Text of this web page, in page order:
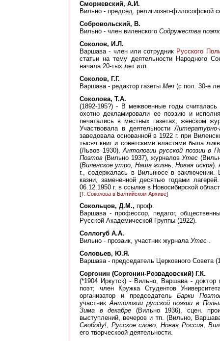
Сморжевский, А.И.
Вильно - председ. религиозно-философской
Собровольский, В.
Вильно - член виленского Содружества
Соколов, И.Л.
Варшава - член или сотрудник Русского
статьи на тему деятельности Народного
начала 20-тых лет итп.
Соколов, Г.Г.
Варшава - редактор газеты Меч (с пол. 30-е
Соколовa, T.A.
(1892-195?) - В межвоенные годы
охотно декламировали ее поэзию и
печатались в местных газетах, женском
Участвовала в деятельностиЛитературно-
заведовала основанной в 1922 г. при
тысяч книг и советскими властями была
(Львов 1930),Антологии русской поэзии в
Поэтов (Вильно 1937), журналовУтес
(Виленское утро, Наша жизнь,Новая искра).
г., содержалась в Вильнюсе в заключении.
казни, замененной десятью годами
06.12.1950 г. в ссылке в Новосибирской
[Т. Соколова в Балтийском Архиве]
Сокольцов, Д.М., проф.
Варшава - профессор, педагог,
Русской Академической Группы (1922).
Соллогуб А.А.
Вильно - прозаик, участник журнала Утес .
Соловьев, Ю.Я.
Варшава - председатель Церковного Совета
Соргонин (Соргонин-Розвадовский) Г.К.
(*1904 Иркутск) - Вильно, Варшава - доктор
поэт; член Кружка Студентов
организатор и председательБарки
участникАнтологии русской поэзии в
Зима в декабре (Вильно 1936), сцен.
выступлений, вечеров и тп. (Вильно,
Свободу!, Русское слово,Новая Россия,
его творческоой деятельности.